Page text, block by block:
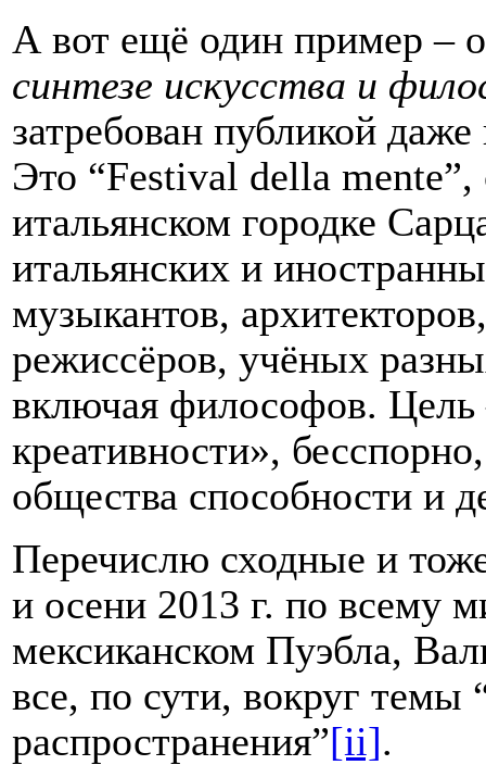
А вот ещё один пример –
синтезе искусства и
затребован публикой
Это “Festival della
итальянском городке
итальянских и
музыкантов,
режиссёров, учёных
включая философов. Цель
креативности»,
общества способности и
Перечислю сходные и
и осени 2013 г. по всему
мексиканском Пуэбла,
все, по сути, вокруг темы
распространения”[ii].